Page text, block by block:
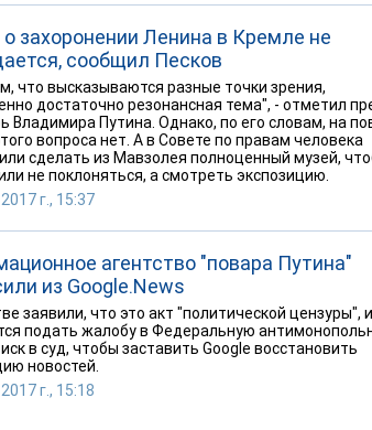
о захоронении Ленина в Кремле не
сообщил Песков
что высказываются разные точки зрения,
достаточно резонансная тема", - отметил
Владимира Путина. Однако, по его словам, на
вопроса нет. А в Совете по правам человека
сделать из Мавзолея полноценный музей,
не поклоняться, а смотреть экспозицию.
г., 15:37
агентство "повара Путина"
из Google.News
заявили, что это акт "политической цензуры", и
подать жалобу в Федеральную
в суд, чтобы заставить Google восстановить
новостей.
г., 15:18